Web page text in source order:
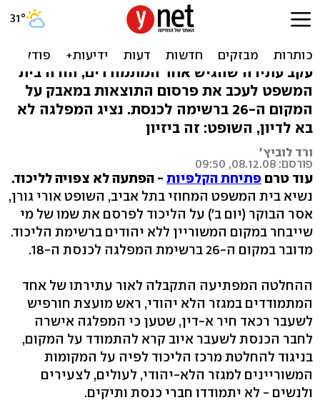
הפתעה בליכוד: יעוכבו
התוצאות למגזר הלא-יהודי
עקב עתירה שהגיש אחד המתמודדים, הורה בית
המשפט לעכב את פרסום התוצאות במאבק על
המקום ה-26 ברשימה לכנסת. נציג המפלגה לא
בא לדיון, השופט: זה ביזיון
ורד לוביץ'
פורסם: 08.12.08, 09:50
עוד טרם פתיחת הקלפיות - הפתעה לא צפויה לליכוד.
נשיא בית המשפט המחוזי בתל אביב, השופט אורי גורן,
אסר הבוקר (יום ב') על הליכוד לפרסם את שמו של מי
שייבחר במקום המשוריין ללא יהודים ברשימת הליכוד.
מדובר במקום ה-26 ברשימת המפלגה לכנסת ה-18.
ההחלטה המפתיעה התקבלה לאור עתירתו של אחד
המתמודדים במגזר הלא יהודי, ראש מועצת חורפיש
לשעבר רכאד חיר א-דין, שטען כי המפלגה אישרה
לחבר הכנסת לשעבר איוב קרא להתמודד על המקום,
בניגוד להחלטת מרכז הליכוד לפיה על המקומות
המשוריינים למגזר הלא-יהודי, לעולים, לצעירים
ולנשים - לא יתמודדו חברי כנסת ותיקים.